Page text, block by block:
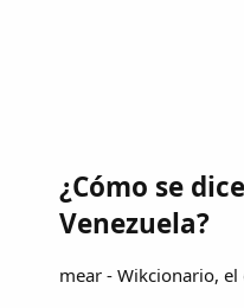
¿Cómo se
Venezuela?
mear - Wikcionario,